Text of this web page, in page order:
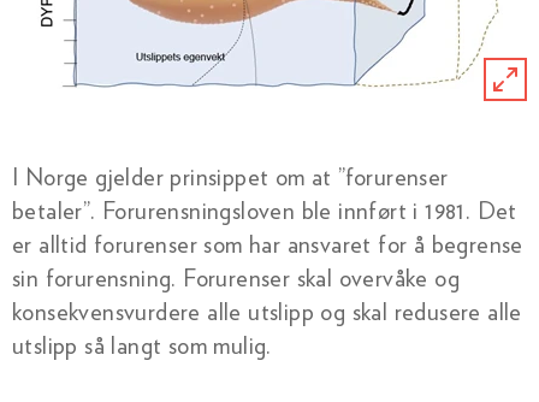
klikk
på
I Norge gjelder prinsippet om at ”forurenser
betaler”. Forurensningsloven ble innført i 1981. Det
er alltid forurenser som har ansvaret for å begrense
sin forurensning. Forurenser skal overvåke og
konsekvensvurdere alle utslipp og skal redusere alle
utslipp så langt som mulig.